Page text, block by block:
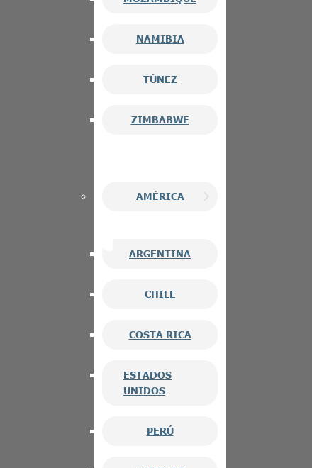
NAMIBIA
TÚNEZ
ZIMBABWE
AMÉRICA
ARGENTINA
CHILE
COSTA RICA
ESTADOS
UNIDOS
PERÚ